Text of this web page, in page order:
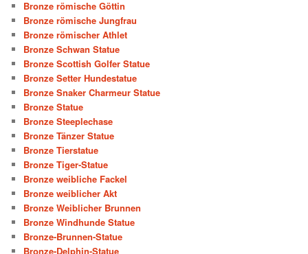
Bronze römische Göttin
Bronze römische Jungfrau
Bronze römischer Athlet
Bronze Schwan Statue
Bronze Scottish Golfer Statue
Bronze Setter Hundestatue
Bronze Snaker Charmeur Statue
Bronze Statue
Bronze Steeplechase
Bronze Tänzer Statue
Bronze Tierstatue
Bronze Tiger-Statue
Bronze weibliche Fackel
Bronze weiblicher Akt
Bronze Weiblicher Brunnen
Bronze Windhunde Statue
Bronze-Brunnen-Statue
Bronze-Delphin-Statue